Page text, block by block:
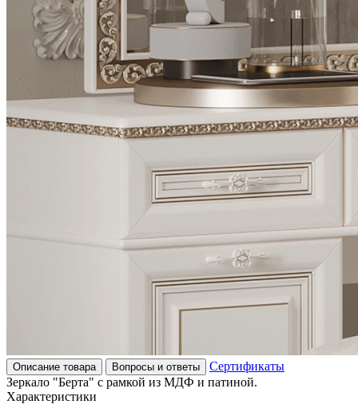
Описание товара Вопросы и ответы
Сертификаты
Зеркало "Берта" с рамкой из МДФ и патиной.
Характеристики